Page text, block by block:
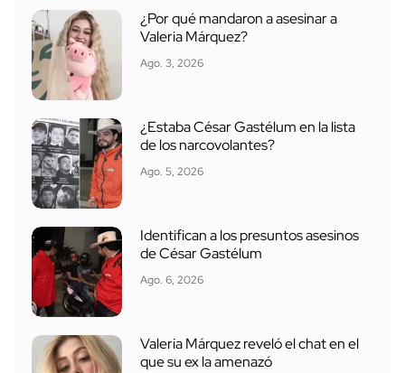
¿Por qué mandaron a asesinar a
Valeria Márquez?
Ago. 3, 2026
¿Estaba César Gastélum en la lista
de los narcovolantes?
Ago. 5, 2026
Identifican a los presuntos asesinos
de César Gastélum
Ago. 6, 2026
Valeria Márquez reveló el chat en el
que su ex la amenazó